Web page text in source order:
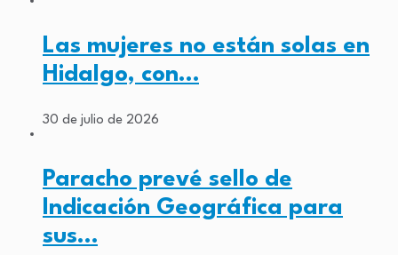
Las mujeres no están solas en
Hidalgo, con…
30 de julio de 2026
Paracho prevé sello de
Indicación Geográfica para
sus…